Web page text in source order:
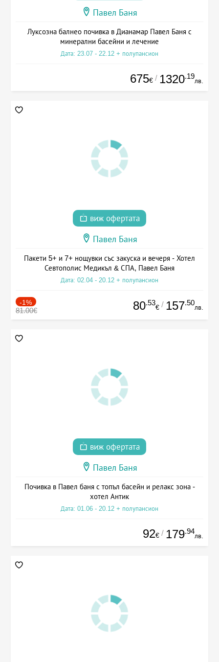
Павел Баня
Луксозна балнео почивка в Дианамар Павел Баня с
минерални басейни и лечение
Дата: 23.07 - 22.12 + полупансион
675€ / 1320.19
лв.
виж офертата
Павел Баня
Пакети 5+ и 7+ нощувки със закуска и вечеря - Хотел
Севтополис Медикъл & СПА, Павел Баня
Дата: 02.04 - 20.12 + полупансион
-1%
81.00€ 80.53
€ / 157.50
лв.
виж офертата
Павел Баня
Почивка в Павел баня с топъл басейн и релакс зона -
хотел Антик
Дата: 01.06 - 20.12 + полупансион
92€ / 179.94
лв.